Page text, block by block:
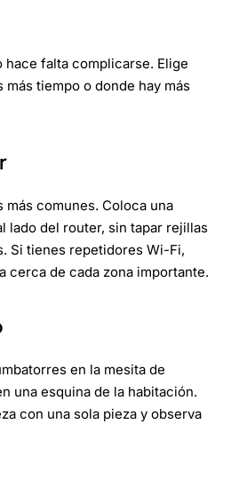
hace falta complicarse. Elige
más tiempo o donde hay más
más comunes. Coloca una
lado del router, sin tapar rejillas
Si tienes repetidores Wi-Fi,
cerca de cada zona importante.
en la mesita de
una esquina de la habitación.
con una sola pieza y observa